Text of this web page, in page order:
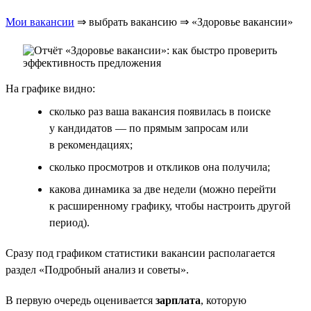
Мои вакансии ⇒ выбрать вакансию ⇒ «Здоровье вакансии»
На графике видно:
сколько раз ваша вакансия появилась в поиске
у кандидатов — по прямым запросам или
в рекомендациях;
сколько просмотров и откликов она получила;
какова динамика за две недели (можно перейти
к расширенному графику, чтобы настроить другой
период).
Сразу под графиком статистики вакансии располагается
раздел «Подробный анализ и советы».
В первую очередь оценивается зарплата, которую